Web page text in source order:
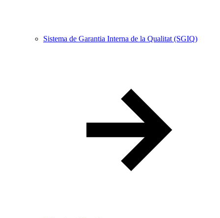
Sistema de Garantia Interna de la Qualitat (SGIQ)